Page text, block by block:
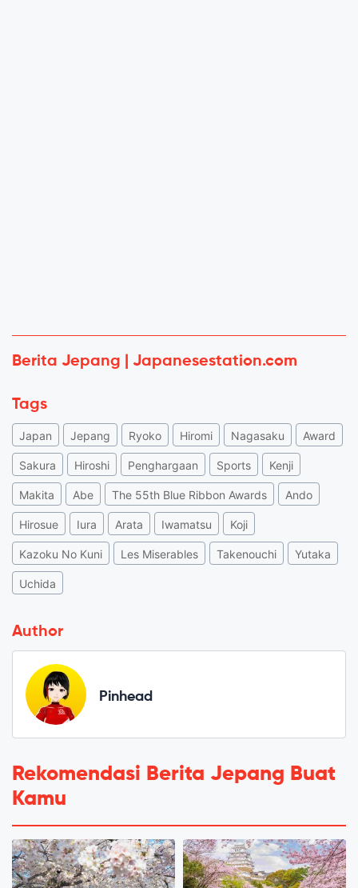
Berita Jepang | Japanesestation.com
Tags
Japan Jepang Ryoko Hiromi Nagasaku Award
Sakura Hiroshi Penghargaan Sports Kenji
Makita Abe The 55th Blue Ribbon Awards Ando
Hirosue Iura Arata Iwamatsu Koji
Kazoku No Kuni Les Miserables Takenouchi Yutaka
Uchida
Author
Pinhead
Rekomendasi Berita Jepang Buat
Kamu